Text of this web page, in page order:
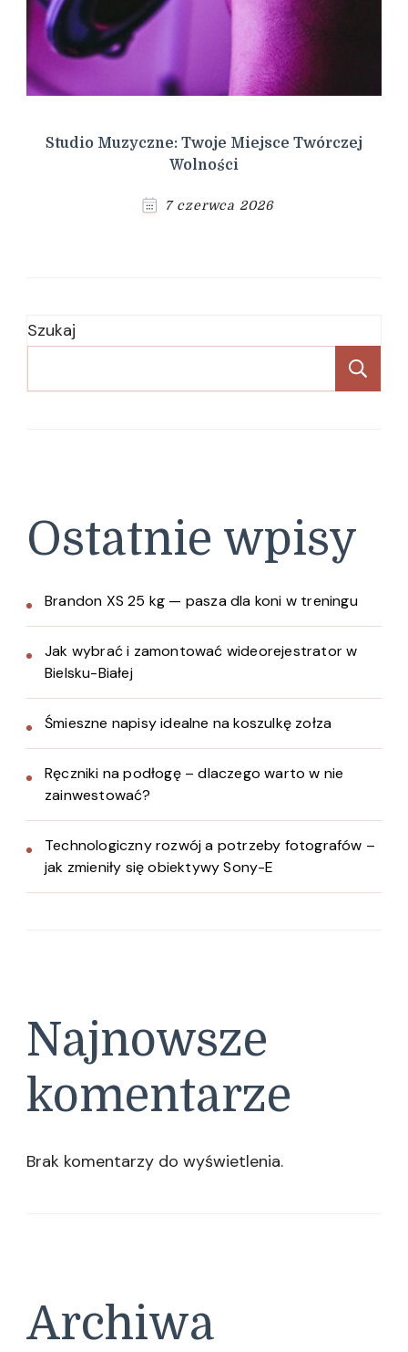
Studio Muzyczne: Twoje Miejsce Twórczej
Wolności
7 czerwca 2026
Szukaj
Ostatnie wpisy
Brandon XS 25 kg — pasza dla koni w treningu
Jak wybrać i zamontować wideorejestrator w
Bielsku-Białej
Śmieszne napisy idealne na koszulkę zołza
Ręczniki na podłogę – dlaczego warto w nie
zainwestować?
Technologiczny rozwój a potrzeby fotografów –
jak zmieniły się obiektywy Sony-E
Najnowsze
komentarze
Brak komentarzy do wyświetlenia.
Archiwa